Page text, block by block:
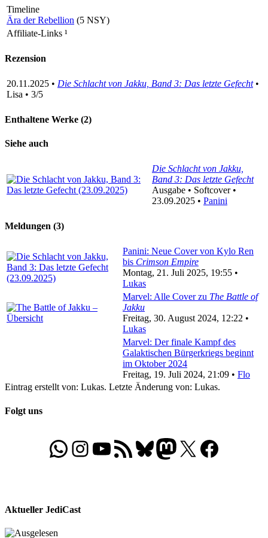
Timeline
Ära der Rebellion (5 NSY)
Affiliate-Links ¹
Rezension
20.11.2025 • Die Schlacht von Jakku, Band 3: Das letzte Gefecht•
Lisa • 3/5
Enthaltene Werke (2)
Siehe auch
Die Schlacht von Jakku,
Band 3: Das letzte Gefecht
Ausgabe • Softcover •
23.09.2025 • Panini
Meldungen (3)
Panini: Neue Cover von Kylo Ren
bis Crimson Empire
Montag, 21. Juli 2025, 19:55 •
Lukas
Marvel: Alle Cover zu The Battle of
Jakku
Freitag, 30. August 2024, 12:22 •
Lukas
Marvel: Der finale Kampf des
Galaktischen Bürgerkriegs beginnt
im Oktober 2024
Freitag, 19. Juli 2024, 21:09 • Flo
Eintrag erstellt von: Lukas. Letzte Änderung von: Lukas.
Folgt uns
WhatsApp
Folgt uns auf Instagram
Besucht unseren YouTube-Kanal
RSS-FeedBluesky
Folgt uns auf Mastodon
X Folgt uns auf
Aktueller JediCast